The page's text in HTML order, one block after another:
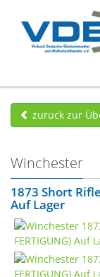
zurück zur
Winchester
1873 Short
Auf Lager